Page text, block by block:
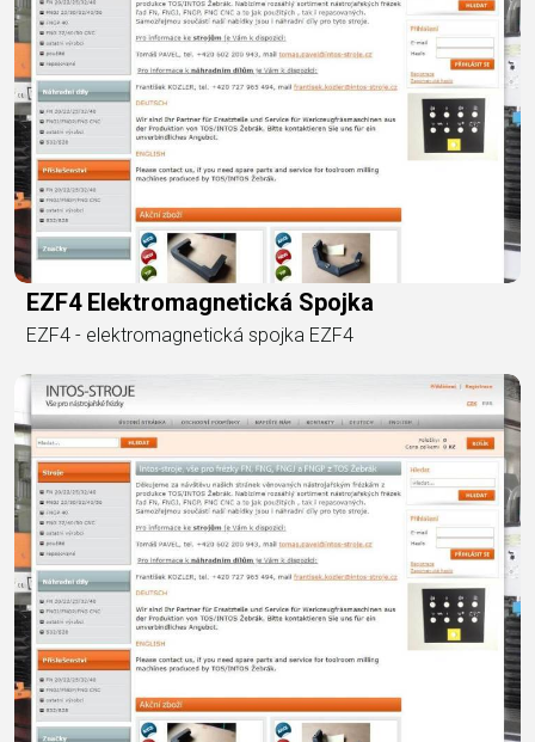
EZF4 Elektromagnetická Spojka
EZF4 - elektromagnetická spojka EZF4